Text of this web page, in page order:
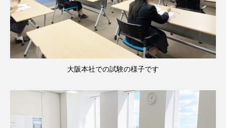
大阪本社での試験の様子です